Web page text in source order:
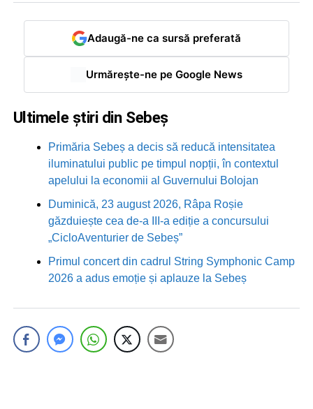
Adaugă-ne ca sursă preferată
Urmărește-ne pe Google News
Ultimele știri din Sebeș
Primăria Sebeș a decis să reducă intensitatea
iluminatului public pe timpul nopții, în contextul
apelului la economii al Guvernului Bolojan
Duminică, 23 august 2026, Râpa Roșie
găzduiește cea de-a III-a ediție a concursului
„CicloAventurier de Sebeș”
Primul concert din cadrul String Symphonic Camp
2026 a adus emoție și aplauze la Sebeș